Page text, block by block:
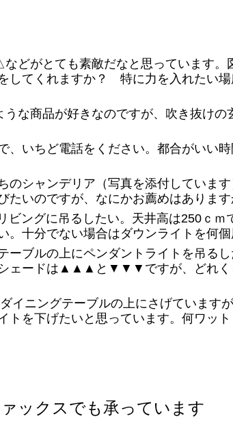
がとても素敵だなと思っています。
してくれますか？ 特に力を入れたい
な商品が好きなのですが、吹き抜け
、いちど電話をください。都合がいい
のシャンデリア（写真を添付していま
たいのですが、なにかお薦めはあります
ビングに吊るしたい。天井高は250ｃ
。十分でない場合はダウンライトを何
ーブルの上にペンダントライトを吊る
ェードは▲▲▲と▼▼▼ですが、どれく
イニングテーブルの上にさげています
トを下げたいと思っています。何ワッ
ックスでも承っています